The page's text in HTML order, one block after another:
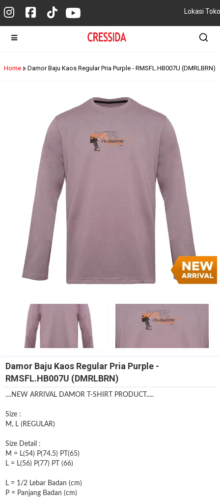
Lokasi Toko
Home Damor Baju Kaos Regular Pria Purple - RMSFL.HB007U (DMRLBRN)
Damor Baju Kaos Regular Pria Purple -
RMSFL.HB007U (DMRLBRN)
....NEW ARRIVAL DAMOR T-SHIRT PRODUCT.....
Size :
M, L (REGULAR)
Size Detail :
M = L(54) P(74.5) PT(65)
L = L(56) P(77) PT (66)
L = 1/2 Lebar Badan (cm)
P = Panjang Badan (cm)